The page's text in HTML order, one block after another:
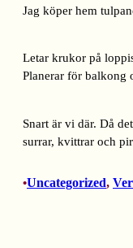
Jag köper hem
Letar krukor på
Planerar för balkong
Snart är vi där. Då
surrar, kvittrar och
•Uncategorized,